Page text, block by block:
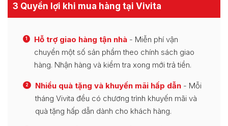
3 Quyền lợi khi mua hàng tại Vivita
1 Hỗ trợ giao hàng tận nhà - Miễn phí vận
chuyển một số sản phẩm theo chính sách giao
hàng. Nhận hàng và kiểm tra xong mới trả tiền.
2 Nhiều quà tặng và khuyến mãi hấp dẫn - Mỗi
tháng Vivita đều có chương trình khuyến mãi và
quà tặng hấp dẫn dành cho khách hàng.